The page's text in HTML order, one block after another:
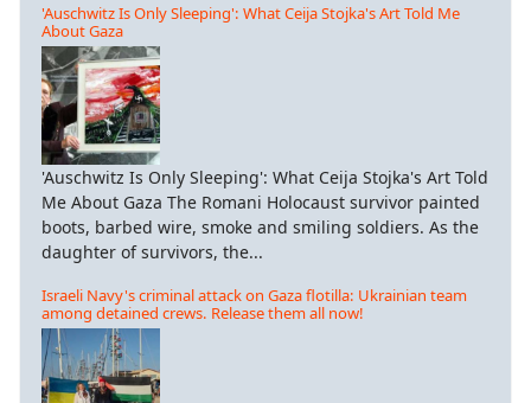
'Auschwitz Is Only Sleeping': What Ceija Stojka's Art Told Me
About Gaza
'Auschwitz Is Only Sleeping': What Ceija Stojka's Art Told
Me About Gaza The Romani Holocaust survivor painted
boots, barbed wire, smoke and smiling soldiers. As the
daughter of survivors, the...
Israeli Navy's criminal attack on Gaza flotilla: Ukrainian team
among detained crews. Release them all now!